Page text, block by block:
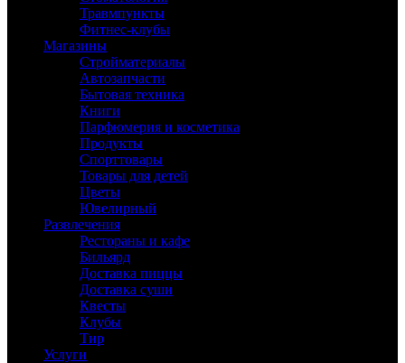
Травмпункты
Фитнес-клубы
Магазины
Стройматериалы
Автозапчасти
Бытовая техника
Книги
Парфюмерия и косметика
Продукты
Спорттовары
Товары для детей
Цветы
Ювелирный
Развлечения
Рестораны и кафе
Бильярд
Доставка пиццы
Доставка суши
Квесты
Клубы
Тир
Услуги